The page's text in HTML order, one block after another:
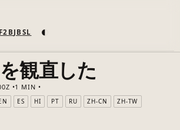
F2B JB SL ◐
観直した
1 MIN
ES HI PT RU ZH-CN ZH-TW